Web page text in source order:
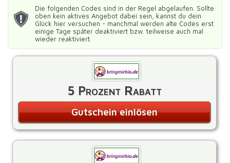
Die folgenden Codes sind in der Regel abgelaufen. Sollte
oben kein aktives Angebot dabei sein, kannst du dein
Glück hier versuchen - manchmal werden alte Codes erst
einige Tage später deaktiviert bzw. teilweise auch mal
wieder reaktiviert.
5 Prozent Rabatt
Gutschein einlösen